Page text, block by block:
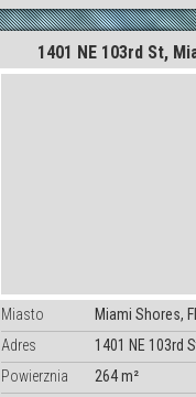
1401 NE 103rd St,
Miasto
Miami Shores,
Adres
1401 NE 103rd
Powierznia
264 m²